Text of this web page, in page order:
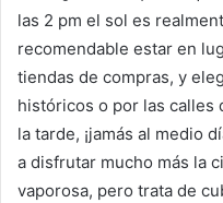
las 2 pm el sol es
recomendable estar en
tiendas de compras, y
históricos o por las calles
la tarde, ¡jamás al medio
a disfrutar mucho más la
vaporosa, pero trata de